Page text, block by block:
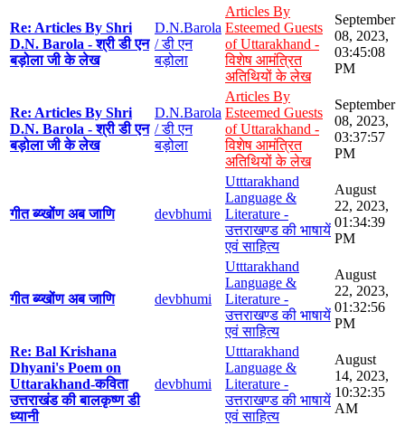
Re: Articles By Shri
D.N. Barola - श्री डी एन
बड़ोला जी के लेख
D.N.Barola
/ डी एन
बड़ोला
Articles By
Esteemed Guests
of Uttarakhand -
विशेष आमंत्रित
अतिथियों के लेख
September
08, 2023,
03:45:08
PM
Re: Articles By Shri
D.N. Barola - श्री डी एन
बड़ोला जी के लेख
D.N.Barola
/ डी एन
बड़ोला
Articles By
Esteemed Guests
of Uttarakhand -
विशेष आमंत्रित
अतिथियों के लेख
September
08, 2023,
03:37:57
PM
गीत ब्य्खोंण अब जाणि devbhumi
Utttarakhand
Language &
Literature -
उत्तराखण्ड की भाषायें
एवं साहित्य
August
22, 2023,
01:34:39
PM
गीत ब्य्खोंण अब जाणि devbhumi
Utttarakhand
Language &
Literature -
उत्तराखण्ड की भाषायें
एवं साहित्य
August
22, 2023,
01:32:56
PM
Re: Bal Krishana
Dhyani's Poem on
Uttarakhand-कविता
उत्तराखंड की बालकृष्ण डी
ध्यानी
devbhumi
Utttarakhand
Language &
Literature -
उत्तराखण्ड की भाषायें
एवं साहित्य
August
14, 2023,
10:32:35
AM